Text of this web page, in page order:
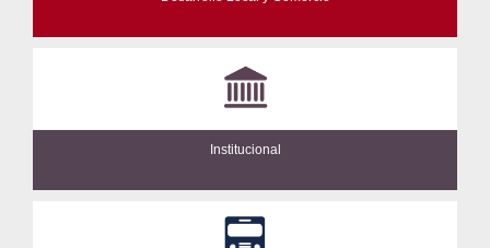
Institucional